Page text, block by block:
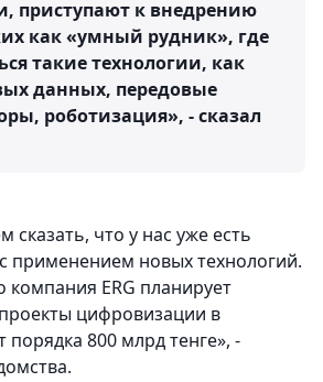
приступают к внедрению
как «умный рудник», где
такие технологии, как
данных, передовые
роботизация», - сказал
сказать, что у нас уже есть
применением новых технологий.
компания ERG планирует
цифровизации в
800 млрд тенге», -